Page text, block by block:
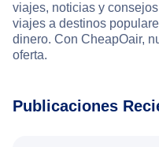
viajes, noticias y
viajes a destinos
dinero. Con CheapOair,
oferta.
Publicaciones